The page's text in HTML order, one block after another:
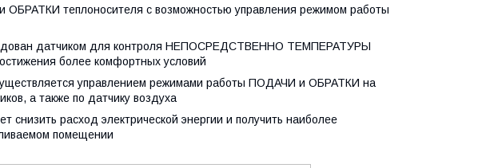
теплоносителя с возможностью управления режимом работы
датчиком для контроля НЕПОСРЕДСТВЕННО ТЕМПЕРАТУРЫ
более комфортных условий
управлением режимами работы ПОДАЧИ и ОБРАТКИ на
а также по датчику воздуха
снизить расход электрической энергии и получить наиболее
помещении